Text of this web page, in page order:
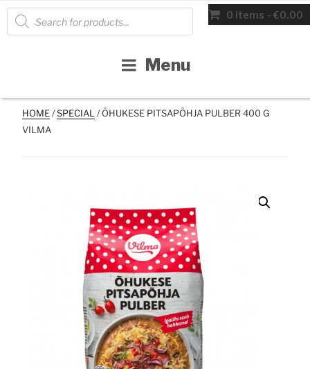
Skip
Products
search
0 items €0.00
Menu
HOME/SPECIAL / ÕHUKESE PITSAPÕHJA PULBER 400 G
VILMA